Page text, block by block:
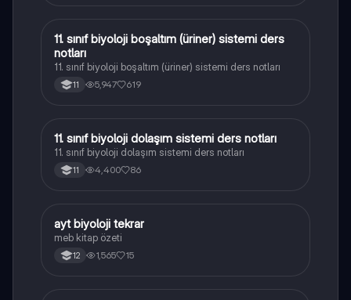
Biyoloji
11. sınıf biyoloji boşaltım (üriner) sistemi ders
notları
11. sınıf biyoloji boşaltım (üriner) sistemi ders notları
11 5,947 619
Biyoloji
11. sınıf biyoloji dolaşım sistemi ders notları
11. sınıf biyoloji dolaşım sistemi ders notları
11 4,400 86
Biyoloji
ayt biyoloji tekrar
meb kitap özeti
12 1,565 15